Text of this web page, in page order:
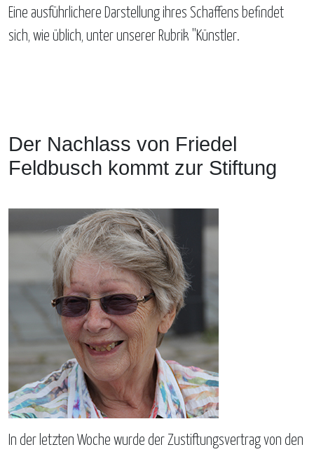
Eine ausführlichere Darstellung ihres Schaffens befindet
sich, wie üblich, unter unserer Rubrik "Künstler.
Der Nachlass von Friedel
Feldbusch kommt zur Stiftung
In der letzten Woche wurde der Zustiftungsvertrag von den